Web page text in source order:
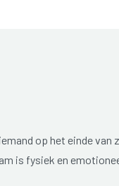
op het einde
is fysiek en